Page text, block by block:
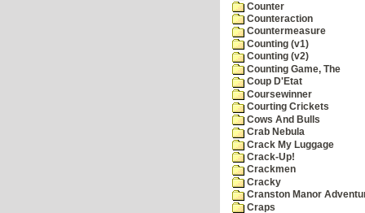
Counter
Counteraction
Countermeasure
Counting (v1)
Counting (v2)
Counting Game, The
Coup D'Etat
Coursewinner
Courting Crickets
Cows And Bulls
Crab Nebula
Crack My Luggage
Crack-Up!
Crackmen
Cracky
Cranston Manor
Craps